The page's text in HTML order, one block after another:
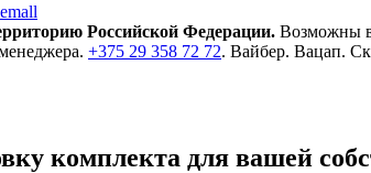
Российской Федерации. Возможны
+375 29 358 72 72. Вайбер. Вацап.
комплекта для вашей